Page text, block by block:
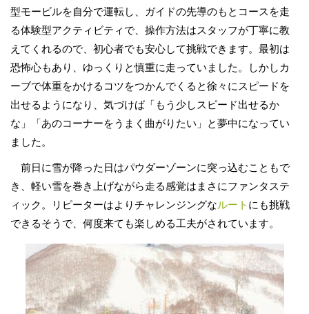
型モービルを自分で運転し、ガイドの先導のもとコースを走
る体験型アクティビティで、操作方法はスタッフが丁寧に教
えてくれるので、初心者でも安心して挑戦できます。最初は
恐怖心もあり、ゆっくりと慎重に走っていました。しかしカ
ーブで体重をかけるコツをつかんでくると徐々にスピードを
出せるようになり、気づけば「もう少しスピード出せるか
な」「あのコーナーをうまく曲がりたい」と夢中になってい
ました。
前日に雪が降った日はパウダーゾーンに突っ込むこともで
き、軽い雪を巻き上げながら走る感覚はまさにファンタステ
ィック。リピーターはよりチャレンジングなルート にも挑戦
できるそうで、何度来ても楽しめる工夫がされています。